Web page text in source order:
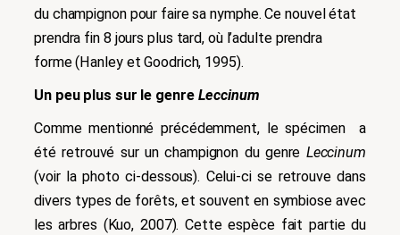
du champignon pour faire sa nymphe. Ce nouvel état
prendra fin 8 jours plus tard, où l’adulte prendra
forme (Hanley et Goodrich, 1995).
Un peu plus sur le genre Leccinum
Comme mentionné précédemment, le spécimen a
été retrouvé sur un champignon du genre Leccinum
(voir la photo ci-dessous). Celui-ci se retrouve dans
divers types de forêts, et souvent en symbiose avec
les arbres (Kuo, 2007). Cette espèce fait partie du